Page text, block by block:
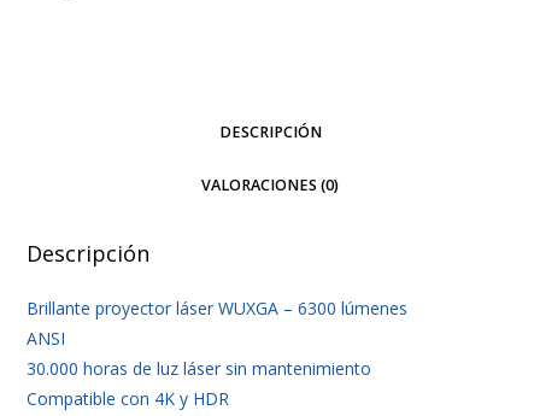
DESCRIPCIÓN
VALORACIONES (0)
Descripción
Brillante proyector láser WUXGA – 6300 lúmenes
ANSI
30.000 horas de luz láser sin mantenimiento
Compatible con 4K y HDR